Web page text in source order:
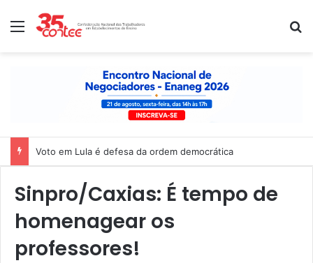
Menu
Voto em Lula é defesa da ordem democrática
Sinpro/Caxias: É tempo de
homenagear os
professores!